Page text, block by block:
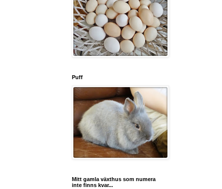
Puff
Mitt gamla växthus som numera
inte finns kvar...